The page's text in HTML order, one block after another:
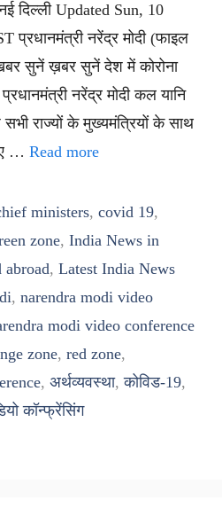
दिल्ली Updated Sun, 10
प्रधानमंत्री नरेंद्र मोदी (फाइल
सुनें ख़बर सुनें देश में कोरोना
नरेंद्र मोदी कल यानि
सभी राज्यों के मुख्यमंत्रियों के साथ
… Read more
ministers, covid 19,
zone, India News in
abroad, Latest India News
, narendra modi video
modi video conference
zone, red zone,
, अर्थव्यवस्था,कोविड-19,
कॉन्फ्रेंसिंग